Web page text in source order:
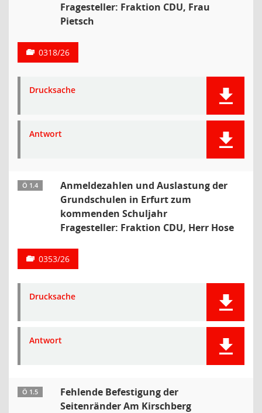
Fragesteller: Fraktion CDU, Frau
Pietsch
0318/26
Drucksache
Antwort
Ö 1.4
Anmeldezahlen und Auslastung der
Grundschulen in Erfurt zum
kommenden Schuljahr
Fragesteller: Fraktion CDU, Herr Hose
0353/26
Drucksache
Antwort
Ö 1.5
Fehlende Befestigung der
Seitenränder Am Kirschberg